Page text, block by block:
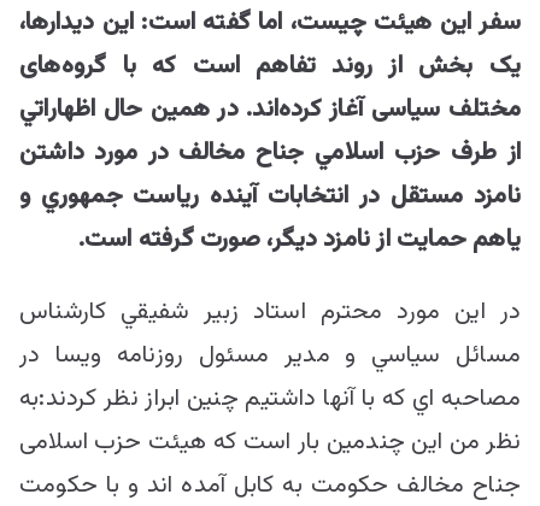
سفر این هیئت چیست، اما گفته است: این دیدارها،
یک بخش از روند تفاهم است که با گروه‌های
مختلف سیاسی آغاز کرده‌اند. در همين حال اظهاراتي
از طرف حزب اسلامي جناح مخالف در مورد داشتن
نامزد مستقل در انتخابات آينده رياست جمهوري و
ياهم حمايت از نامزد ديگر، صورت گرفته است.
در اين مورد محترم استاد زبير شفيقي كارشناس
مسائل سياسي و مدير مسئول روزنامه ويسا در
مصاحبه اي كه با آنها داشتيم چنين ابراز نظر كردند:به
نظر من این چندمین بار است که هیئت حزب اسلامی
جناح مخالف حكومت به كابل آمده اند و با حکومت